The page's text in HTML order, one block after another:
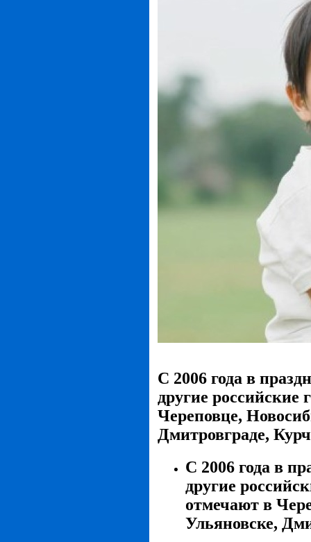
С 2006 года в
другие российские
Череповце,
Дмитровграде,
С 2006 года в
другие
отмечают в
Ульяновске,